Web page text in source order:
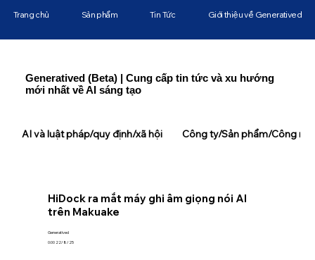
Generatived (Beta) | Cung cấp tin tức và xu hướng
mới nhất về AI sáng tạo
HiDock ra mắt máy ghi âm giọng nói AI
trên Makuake
Generatived
0:00 22/8/25
Trang chủ Sản phẩm Tin Tức Giới thiệu về Generatived
AI và luật pháp/quy định/xã hội Công ty/Sản phẩm/Công